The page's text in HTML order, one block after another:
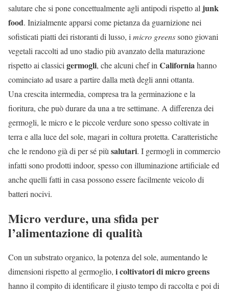
salutare che si pone concettualmente agli antipodi rispetto al junk
food. Inizialmente apparsi come pietanza da guarnizione nei
sofisticati piatti dei ristoranti di lusso, i micro greenssono giovani
vegetali raccolti ad uno stadio più avanzato della maturazione
rispetto ai classici germogli, che alcuni chef in Californiahanno
cominciato ad usare a partire dalla metà degli anni ottanta.
Una crescita intermedia, compresa tra la germinazione e la
fioritura, che può durare da una a tre settimane. A differenza dei
germogli, le micro e le piccole verdure sono spesso coltivate in
terra e alla luce del sole, magari in coltura protetta. Caratteristiche
che le rendono già di per sé più salutari. I germogli in commercio
infatti sono prodotti indoor, spesso con illuminazione artificiale ed
anche quelli fatti in casa possono essere facilmente veicolo di
batteri nocivi.
Micro verdure, una sfida per
l’alimentazione di qualità
Con un substrato organico, la potenza del sole, aumentando le
dimensioni rispetto al germoglio, i coltivatori di micro greens
hanno il compito di identificare il giusto tempo di raccolta e poi di